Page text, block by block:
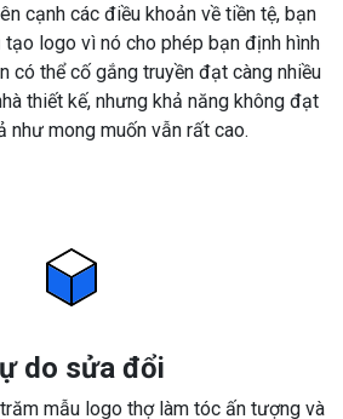
cạnh các điều khoản về tiền tệ, bạn
logo vì nó cho phép bạn định hình
có thể cố gắng truyền đạt càng nhiều
thiết kế, nhưng khả năng không đạt
như mong muốn vẫn rất cao.
do sửa đổi
mẫu logo thợ làm tóc ấn tượng và